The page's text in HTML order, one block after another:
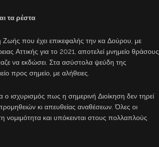
τα ρέστα
που έχει επικεφαλής την κα Δούρου, με
Αττικής για το 2021, αποτελεί μνημείο θράσους
να εκδώσει. Στα ασύστολα ψεύδη της
προς σημείο, με αλήθειες.
ο ισχυρισμός πως η σημερινή Διοίκηση δεν τηρεί
κι απευθείας αναθέσεων. Όλες οι
και υπόκεινται στους πολλαπλούς